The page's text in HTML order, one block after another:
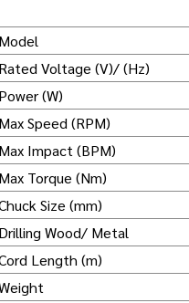
Model
Rated Voltage (V)/ (Hz)
Power (W)
Max Speed (RPM)
Max Impact (BPM)
Max Torque (Nm)
Size (mm)
Drilling Wood/ Metal
Length (m)